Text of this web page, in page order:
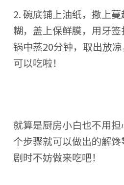
2. 碗底铺上油纸，撒上
糊，盖上保鲜膜，用牙
锅中蒸20分钟，取出放
可以吃啦！
就算是厨房小白也不用
个步骤就可以做出的解
剧时不妨做来吃吧！